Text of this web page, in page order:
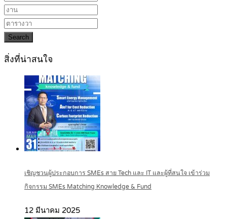
Search
สิ่งที่น่าสนใจ
เชิญชวนผู้ประกอบการ SMEs สาย Tech และ IT และผู้ที่สนใจ เข้าร่วม
กิจกรรม SMEs Matching Knowledge & Fund
12 มีนาคม 2025